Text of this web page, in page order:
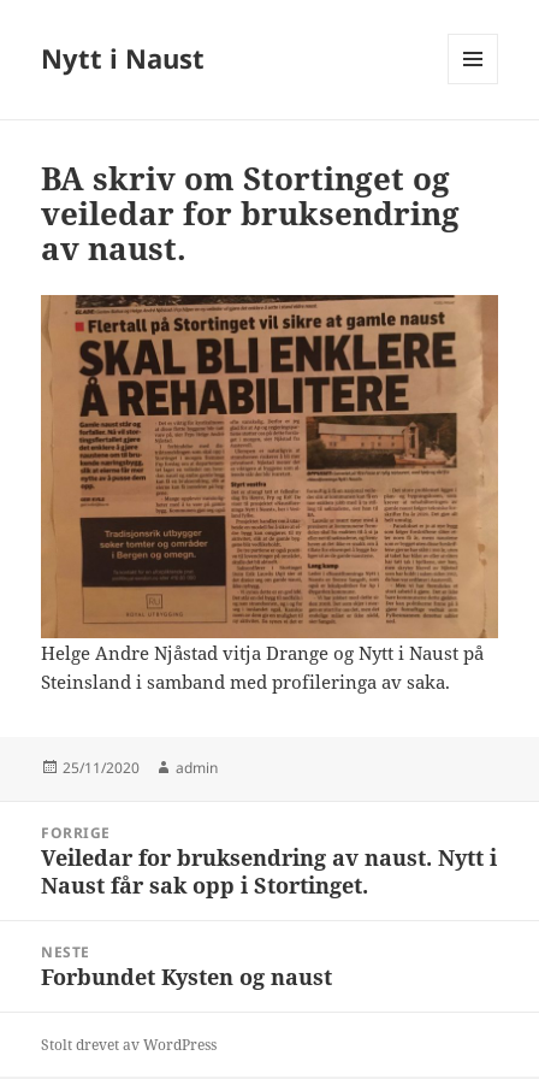
Nytt i Naust
BA skriv om Stortinget og
veiledar for bruksendring
av naust.
Helge Andre Njåstad vitja Drange og Nytt i Naust på
Steinsland i samband med profileringa av saka.
Publisert
25/11/2020 Forfatter
admin
FORRIGE
Forrige
innlegg:
Veiledar for bruksendring av naust. Nytt i
Naust får sak opp i Stortinget.
NESTE
Neste
Forbundet Kysten og naust
Stolt drevet av WordPress